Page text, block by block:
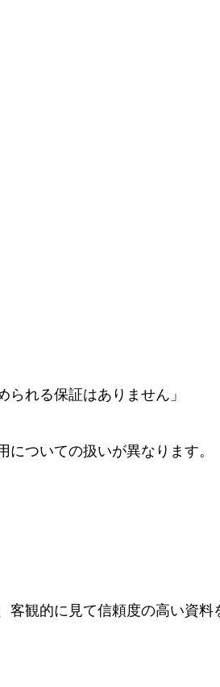
れる保証はありません」
ついての扱いが異なります。
客観的に見て信頼度の高い資料